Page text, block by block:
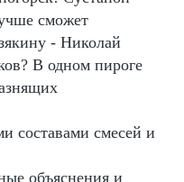
сможет
- Николай
В одном пироге
составами смесей и
объяснения и